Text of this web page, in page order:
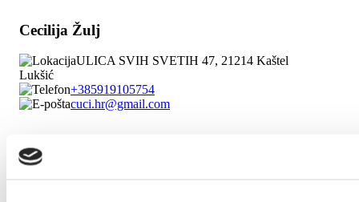
Cecilija Žulj
ULICA SVIH SVETIH 47, 21214 Kaštel
Lukšić
+385919105754
cuci.hr@gmail.com